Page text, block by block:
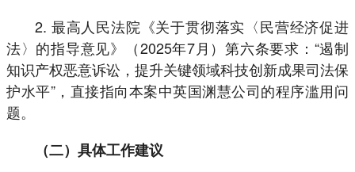
2. 最高人民法院《关于贯彻落实〈民营经济促进
法〉的指导意见》（2025年7月）第六条要求：“遏制
知识产权恶意诉讼，提升关键领域科技创新成果司法保
护水平”，直接指向本案中英国渊慧公司的程序滥用问
题。
（二）具体工作建议